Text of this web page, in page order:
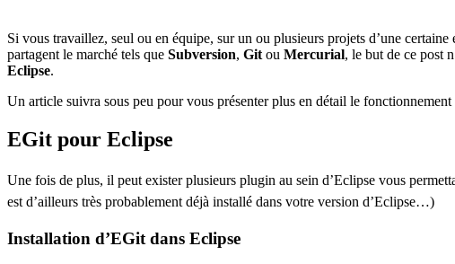
Si vous travaillez, seul ou en équipe, sur un ou plusieurs projets d’une
partagent le marché tels que Subversion, Git ou Mercurial, le but de ce post
Eclipse.
Un article suivra sous peu pour vous présenter plus en détail le
EGit pour Eclipse
Une fois de plus, il peut exister plusieurs plugin au sein d’Eclipse vous
est d’ailleurs très probablement déjà installé dans votre version d’Eclipse…)
Installation d’EGit dans Eclipse